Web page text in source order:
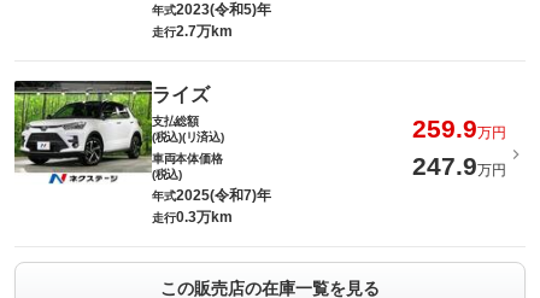
年式2023(令和5)年
走行2.7万km
ライズ
支払総額
(税込)(リ済込)
259.9万円
車両本体価格
(税込)
247.9万円
年式2025(令和7)年
走行0.3万km
この販売店の在庫一覧を見る